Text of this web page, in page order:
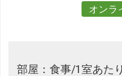
オンラ
部屋：食事/1室あた